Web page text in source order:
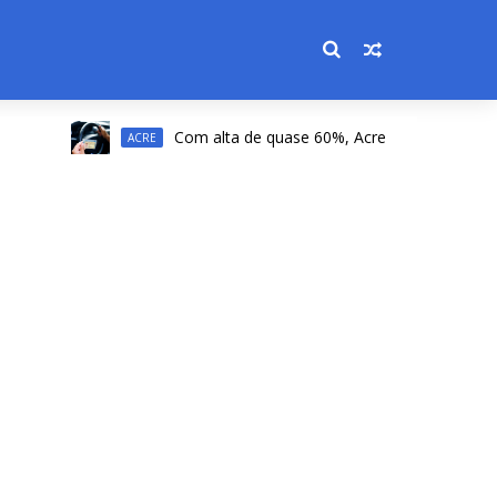
ACRE Com alta de quase 60%, Acre registra a 2ª maior alta